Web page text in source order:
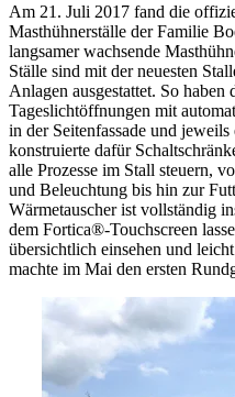
Am 21. Juli 2017 fand die
Masthühnerställe der Familie
langsamer wachsende
Ställe sind mit der neuesten
Anlagen ausgestattet. So haben
Tageslichtöffnungen mit
in der Seitenfassade und
konstruierte dafür
alle Prozesse im Stall steuern,
und Beleuchtung bis hin zur
Wärmetauscher ist vollständig
dem Fortica®-Touchscreen
übersichtlich einsehen und
machte im Mai den ersten